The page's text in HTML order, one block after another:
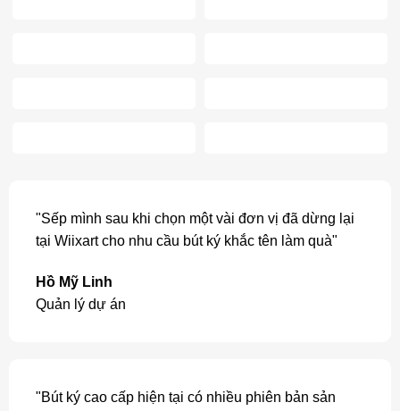
"Sếp mình sau khi chọn một vài đơn vị đã dừng lại
tại Wiixart cho nhu cầu bút ký khắc tên làm quà"
Hồ Mỹ Linh
Quản lý dự án
"Bút ký cao cấp hiện tại có nhiều phiên bản sản